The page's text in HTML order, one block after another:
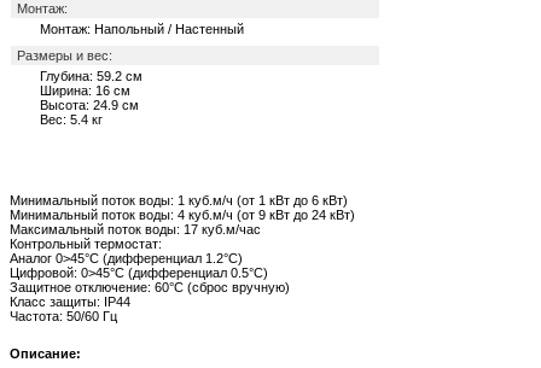
Монтаж:
Монтаж: Напольный / Настенный
Размеры и вес:
Глубина: 59.2 см
Ширина: 16 см
Высота: 24.9 см
Вес: 5.4 кг
Минимальный поток воды: 1 куб.м/ч (от 1 кВт до 6 кВт)
Минимальный поток воды: 4 куб.м/ч (от 9 кВт до 24 кВт)
Максимальный поток воды: 17 куб.м/час
Контрольный термостат:
Аналог 0>45°C (дифференциал 1.2°C)
Цифровой: 0>45°C (дифференциал 0.5°C)
Защитное отключение: 60°С (сброс вручную)
Класс защиты: IP44
Частота: 50/60 Гц
Описание: